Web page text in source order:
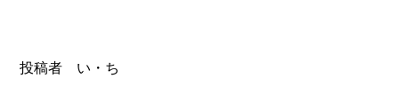
投稿者 い・ち